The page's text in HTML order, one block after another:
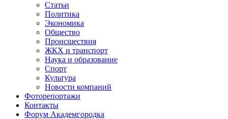
Статьи
Политика
Экономика
Общество
Происшествия
ЖКХ и транспорт
Наука и образование
Спорт
Культура
Новости компаний
Фоторепортажи
Контакты
Форум Академгородка